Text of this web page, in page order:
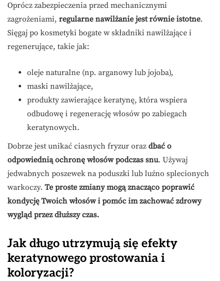
Oprócz zabezpieczenia przed mechanicznymi
zagrożeniami, regularne nawilżanie jest równie istotne.
Sięgaj po kosmetyki bogate w składniki nawilżające i
regenerujące, takie jak:
oleje naturalne (np. arganowy lub jojoba),
maski nawilżające,
produkty zawierające keratynę, która wspiera
odbudowę i regenerację włosów po zabiegach
keratynowych.
Dobrze jest unikać ciasnych fryzur oraz dbać o
odpowiednią ochronę włosów podczas snu. Używaj
jedwabnych poszewek na poduszki lub luźno splecionych
warkoczy. Te proste zmiany mogą znacząco poprawić
kondycję Twoich włosów i pomóc im zachować zdrowy
wygląd przez dłuższy czas.
Jak długo utrzymują się efekty
keratynowego prostowania i
koloryzacji?